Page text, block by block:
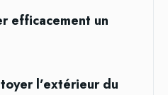
efficacement un
l’extérieur du